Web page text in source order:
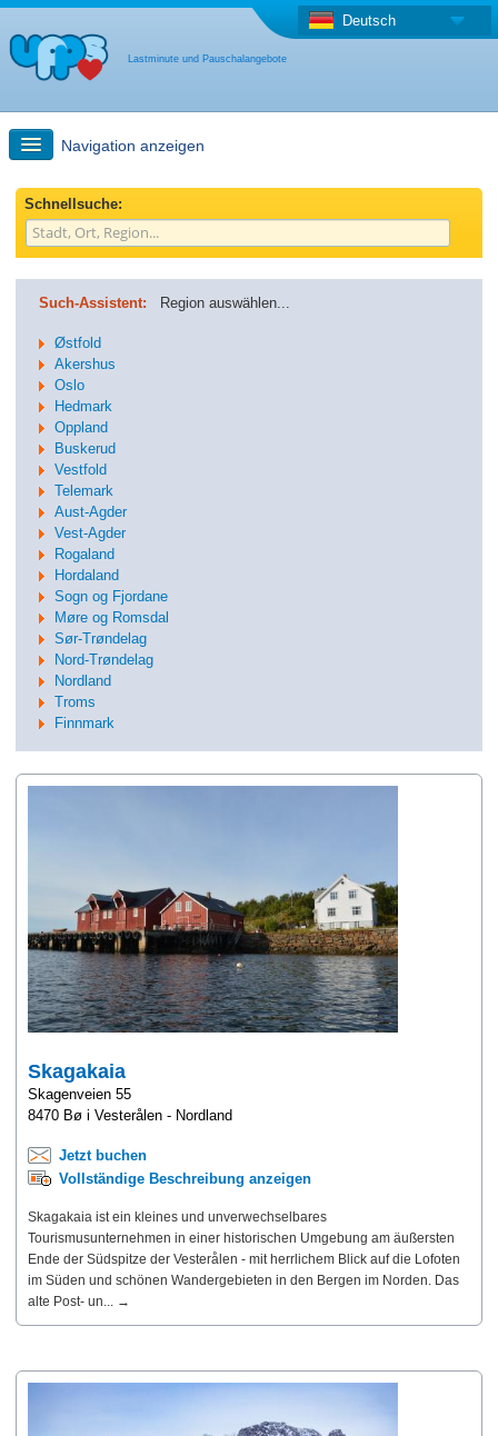
Lastminute und Pauschalangebote
Deutsch
Navigation anzeigen
Schnellsuche
Reise: Landkarten-Suche
Anderes Land
Schnellsuche:
Such-Assistent: Region auswählen...
Østfold
Akershus
Oslo
Hedmark
Oppland
Buskerud
Vestfold
Telemark
Aust-Agder
Vest-Agder
Rogaland
Hordaland
Sogn og Fjordane
Møre og Romsdal
Sør-Trøndelag
Nord-Trøndelag
Nordland
Troms
Finnmark
Skagakaia
Skagenveien 55
8470 Bø i Vesterålen - Nordland
Jetzt buchen
Vollständige Beschreibung anzeigen
Skagakaia ist ein kleines und unverwechselbares
Tourismusunternehmen in einer historischen Umgebung am äußersten
Ende der Südspitze der Vesterålen - mit herrlichem Blick auf die Lofoten
im Süden und schönen Wandergebieten in den Bergen im Norden. Das
alte Post- un... →